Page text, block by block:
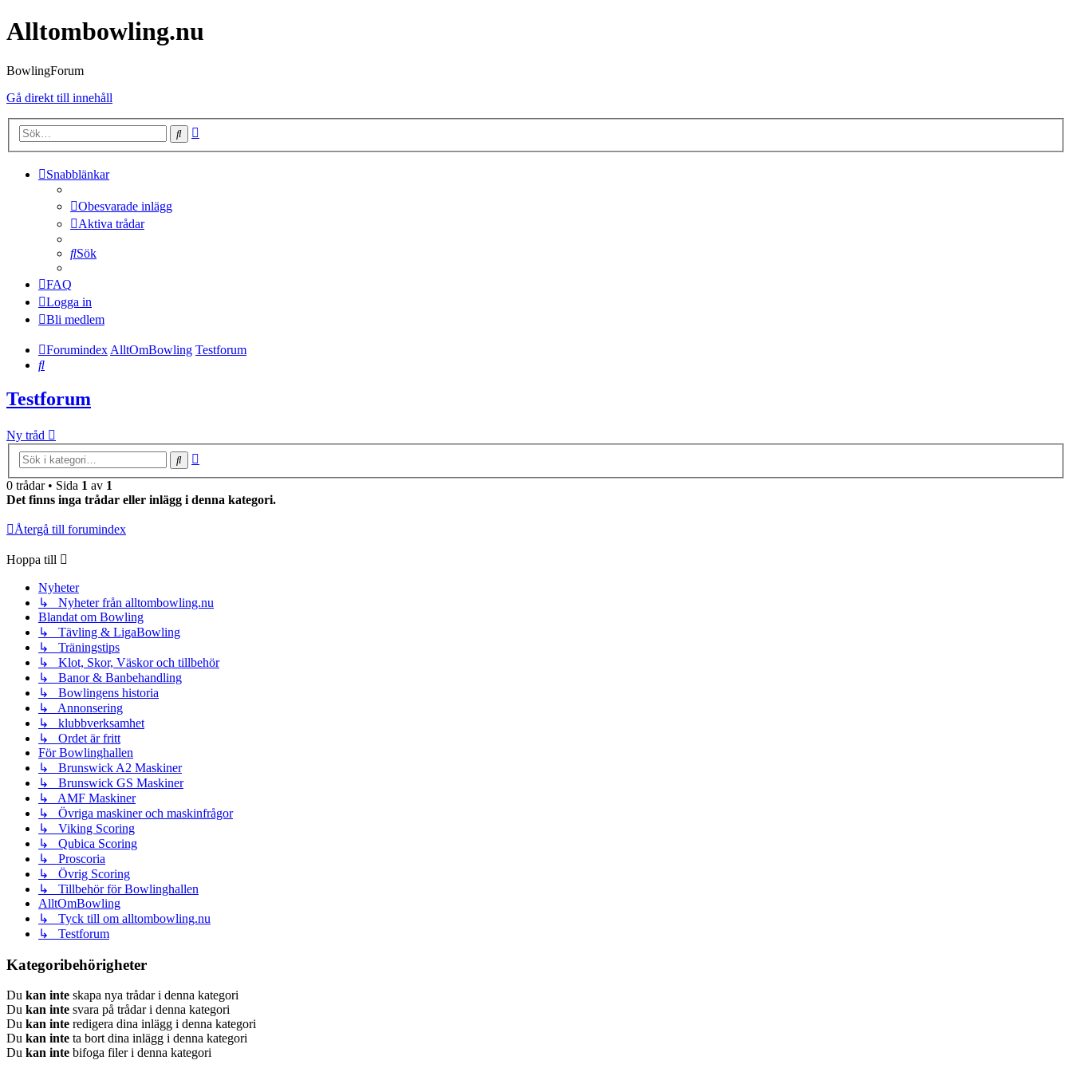
Alltombowling.nu
BowlingForum
Gå direkt till innehåll
Sök
Snabblänkar
Obesvarade inlägg
Aktiva trådar
Sök
FAQ
Logga in
Bli medlem
ForumindexAlltOmBowling Testforum
Sök
Testforum
Ny tråd
Sök
0 trådar • Sida 1 av 1
Det finns inga trådar eller inlägg i denna kategori.
Återgå till forumindex
Hoppa till
Nyheter
↳ Nyheter från alltombowling.nu
Blandat om Bowling
↳ Tävling & LigaBowling
↳ Träningstips
↳ Klot, Skor, Väskor och tillbehör
↳ Banor & Banbehandling
↳ Bowlingens historia
↳ Annonsering
↳ klubbverksamhet
↳ Ordet är fritt
För Bowlinghallen
↳ Brunswick A2 Maskiner
↳ Brunswick GS Maskiner
↳ AMF Maskiner
↳ Övriga maskiner och maskinfrågor
↳ Viking Scoring
↳ Qubica Scoring
↳ Proscoria
↳ Övrig Scoring
↳ Tillbehör för Bowlinghallen
AlltOmBowling
↳ Tyck till om alltombowling.nu
↳ Testforum
Kategoribehörigheter
Du kan inte skapa nya trådar i denna kategori
Du kan inte svara på trådar i denna kategori
Du kan inte redigera dina inlägg i denna kategori
Du kan inte ta bort dina inlägg i denna kategori
Du kan inte bifoga filer i denna kategori